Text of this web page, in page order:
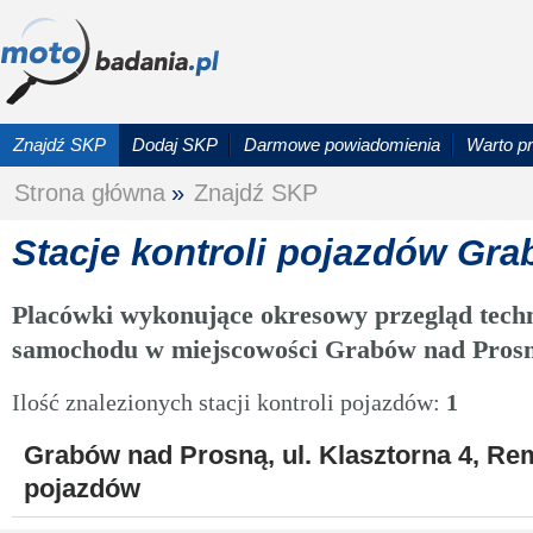
Znajdź SKP Dodaj SKP Darmowe powiadomienia Warto
Strona główna » Znajdź SKP
Stacje kontroli pojazdów
Placówki wykonujące okresowy przegląd
samochodu w miejscowości Grabów nad
Ilość znalezionych stacji kontroli pojazdów: 1
Grabów nad Prosną, ul. Klasztorna 4,
pojazdów